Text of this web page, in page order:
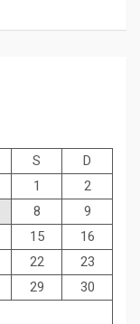
S
D
1
2
8
9
15
16
22
23
29
30